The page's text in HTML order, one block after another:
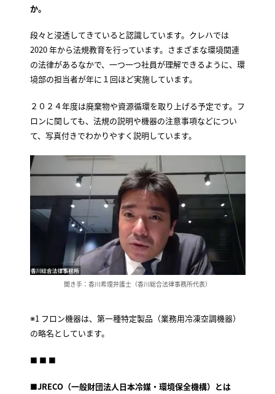
か。
段々と浸透してきていると認識しています。クレハでは
2020 年から法規教育を行っています。さまざまな環境関連
の法律があるなかで、一つ一つ社員が理解できるように、環
境部の担当者が年に１回ほど実施しています。
２０２４年度は廃棄物や資源循環を取り上げる予定です。フ
ロンに関しても、法規の説明や機器の注意事項などについ
て、写真付きでわかりやすく説明しています。
聞き手：香川希理弁護士（香川総合法律事務所代表）
※1 フロン機器は、第一種特定製品（業務用冷凍空調機器）
の略名としています。
■ ■ ■
■JRECO（一般財団法人日本冷媒・環境保全機構）とは